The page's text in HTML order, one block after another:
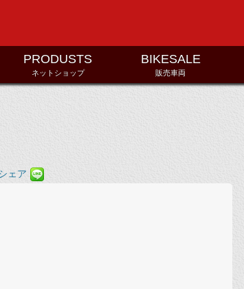
PRODUSTS
ネットショップ
BIKESALE
販売車両